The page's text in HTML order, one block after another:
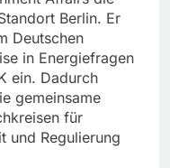
Berlin. Er
Deutschen
in Energiefragen
ein. Dadurch
gemeinsame
für
und Regulierung